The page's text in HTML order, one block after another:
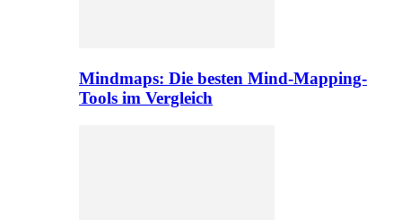
Mindmaps: Die besten Mind-Mapping-
Tools im Vergleich